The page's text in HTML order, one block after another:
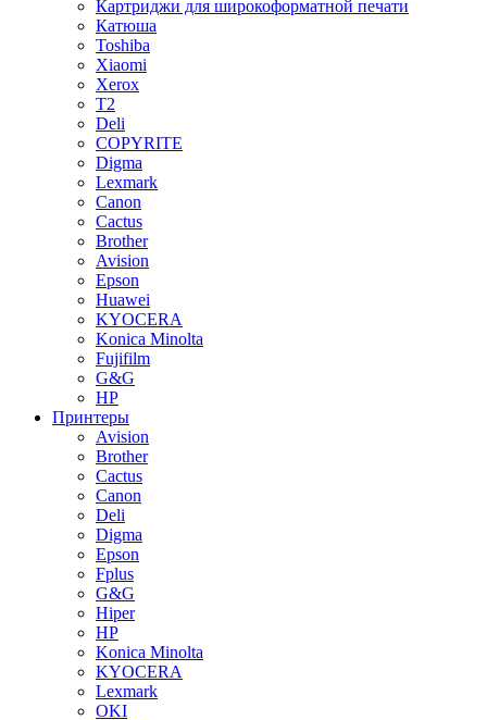
Картриджи для широкоформатной печати
Катюша
Toshiba
Xiaomi
Xerox
T2
Deli
COPYRITE
Digma
Lexmark
Canon
Cactus
Brother
Avision
Epson
Huawei
KYOCERA
Konica Minolta
Fujifilm
G&G
HP
Принтеры
Avision
Brother
Cactus
Canon
Deli
Digma
Epson
Fplus
G&G
Hiper
HP
Konica Minolta
KYOCERA
Lexmark
OKI